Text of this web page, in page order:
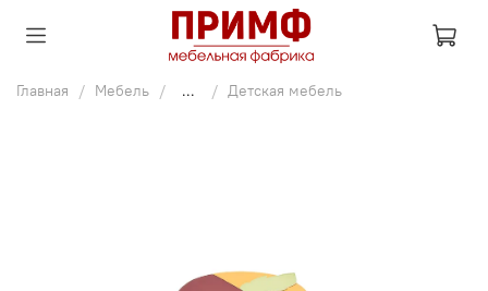
Главная Мебель ... Детская мебель